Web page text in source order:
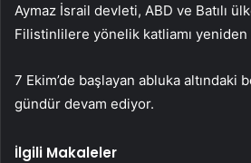
Aymaz İsrail devleti, ABD ve Batılı
Filistinlilere yönelik katliamı yeniden
7 Ekim’de başlayan abluka altındaki
gündür devam ediyor.
İlgili Makaleler